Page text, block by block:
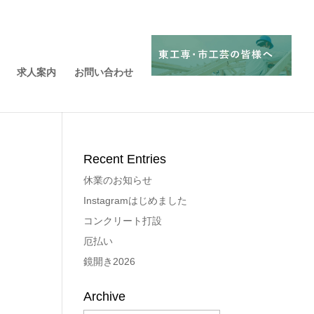
求人案内 お問い合わせ
Recent Entries
休業のお知らせ
Instagramはじめました
コンクリート打設
厄払い
鏡開き2026
Archive